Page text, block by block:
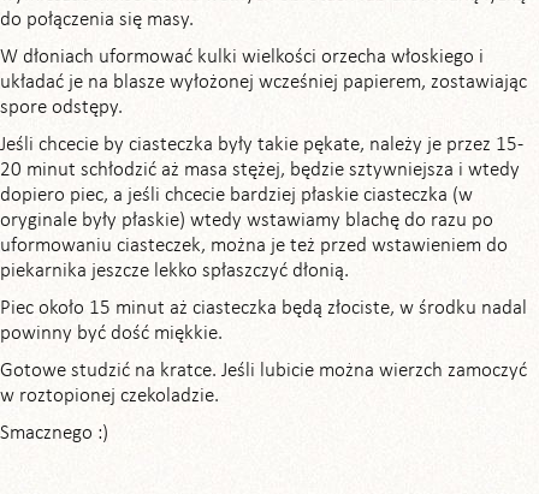
do połączenia się masy.
W dłoniach uformować kulki wielkości orzecha włoskiego i
układać je na blasze wyłożonej wcześniej papierem, zostawiając
spore odstępy.
Jeśli chcecie by ciasteczka były takie pękate, należy je przez 15-
20 minut schłodzić aż masa stężej, będzie sztywniejsza i wtedy
dopiero piec, a jeśli chcecie bardziej płaskie ciasteczka (w
oryginale były płaskie) wtedy wstawiamy blachę do razu po
uformowaniu ciasteczek, można je też przed wstawieniem do
piekarnika jeszcze lekko spłaszczyć dłonią.
Piec około 15 minut aż ciasteczka będą złociste, w środku nadal
powinny być dość miękkie.
Gotowe studzić na kratce. Jeśli lubicie można wierzch zamoczyć
w roztopionej czekoladzie.
Smacznego :)